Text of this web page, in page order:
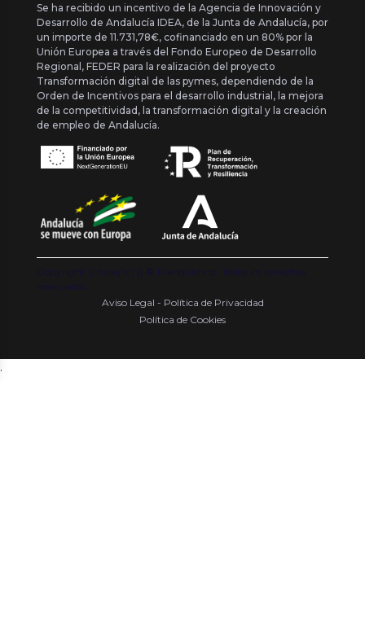
Se ha recibido un incentivo de la Agencia de Innovación y
Desarrollo de Andalucía IDEA, de la Junta de Andalucía, por
un importe de 11.731,78€, cofinanciado en un 80% por la
Unión Europea a través del Fondo Europeo de Desarrollo
Regional, FEDER para la realización del proyecto
Transformación digital de las pymes, dependiendo de la
Orden de Incentivos para el desarrollo industrial, la mejora
de la competitividad, la transformación digital y la creación
de empleo de Andalucía.
Copyright {{ date('Y') }} ® Franquishop. Todos los derechos
reservados
Aviso Legal - Política de Privacidad
Política de Cookies
.